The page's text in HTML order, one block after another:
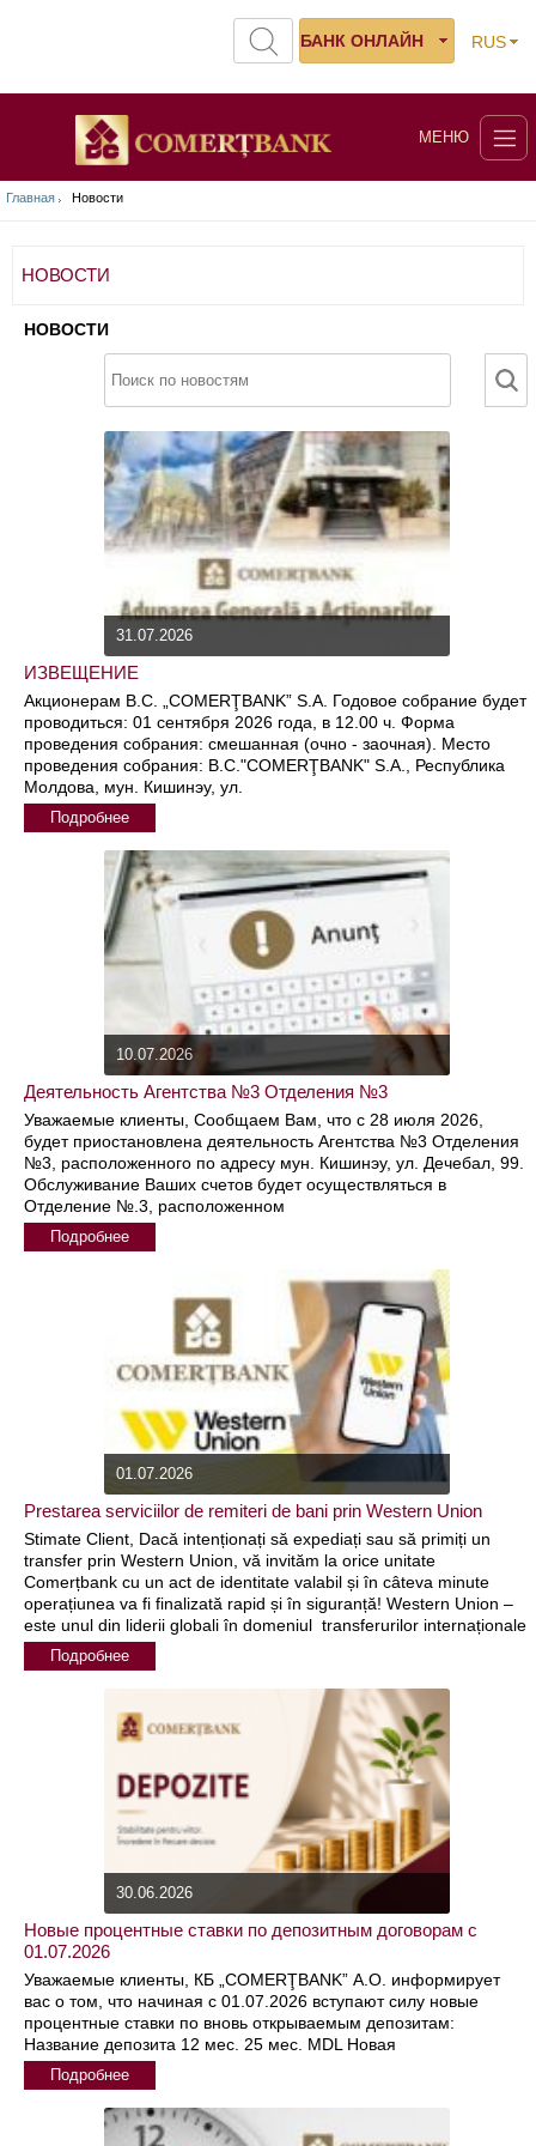
RUS
БАНК ОНЛАЙН
МЕНЮ
Главная Новости
НОВОСТИ
НОВОСТИ
31.07.2026
ИЗВЕЩЕНИЕ
Акционерам B.C. „COMERŢBANK” S.A. Годовое собрание будет
проводиться: 01 сентября 2026 года, в 12.00 ч. Форма
проведения собрания: смешанная (очно - заочная). Место
проведения собрания: B.C."COMERŢBANK" S.A., Республика
Молдова, мун. Кишинэу, ул.
Подробнее
10.07.2026
Деятельность Агентства №3 Отделения №3
Уважаемые клиенты, Сообщаем Вам, что с 28 июля 2026,
будет приостановлена деятельность Агентства №3 Отделения
№3, расположенного по адресу мун. Кишинэу, ул. Дечебал, 99.
Обслуживание Ваших счетов будет осуществляться в
Отделение №.3, расположенном
Подробнее
01.07.2026
Prestarea serviciilor de remiteri de bani prin Western Union
Stimate Client, Dacă intenționați să expediați sau să primiți un
transfer prin Western Union, vă invităm la orice unitate
Comerțbank cu un act de identitate valabil și în câteva minute
operațiunea va fi finalizată rapid și în siguranță! Western Union –
este unul din liderii globali în domeniul transferurilor internaționale
de bani, oferind modalităţi rapide, sigure şi uşoar de
Подробнее
30.06.2026
Новые процентные ставки по депозитным договорам с
01.07.2026
Уважаемые клиенты, КБ „COMERŢBANK” А.О. информирует
вас о том, что начиная с 01.07.2026 вступают силу новые
процентные ставки по вновь открываемым депозитам:
Название депозита 12 мес. 25 мес. MDL Новая
Подробнее